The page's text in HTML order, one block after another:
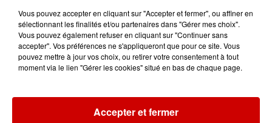
14h48
Vendre un chiot en animalerie
peut coûter très cher
Vous pouvez accepter en cliquant sur "Accepter et fermer", ou affiner en
sélectionnant les finalités et/ou partenaires dans "Gérer mes choix".
Vous pouvez également refuser en cliquant sur "Continuer sans
accepter". Vos préférences ne s'appliqueront que pour ce site. Vous
pouvez mettre à jour vos choix, ou retirer votre consentement à tout
moment via le lien "Gérer les cookies" situé en bas de chaque page.
Accepter et fermer